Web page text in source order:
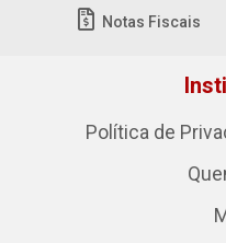
Notas Fiscais
Política de